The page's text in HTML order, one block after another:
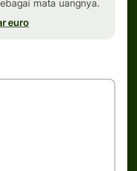
mata uangnya.
euro